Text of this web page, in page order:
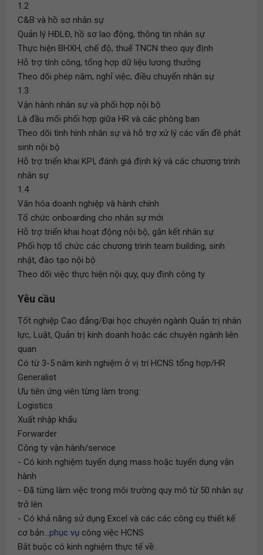
1.2
C&B và hồ sơ nhân sự
Quản lý HĐLĐ, hồ sơ lao động, thông tin nhân sự
Thực hiện BHXH, chế độ, thuế TNCN theo quy định
Hỗ trợ tính công, tổng hợp dữ liệu lương thưởng
Theo dõi phép năm, nghỉ việc, điều chuyển nhân sự
1.3
Vận hành nhân sự và phối hợp nội bộ
Là đầu mối phối hợp giữa HR và các phòng ban
Theo dõi tình hình nhân sự và hỗ trợ xử lý các vấn đề phát
sinh nội bộ
Hỗ trợ triển khai KPI, đánh giá định kỳ và các chương trình
nhân sự
1.4
Văn hóa doanh nghiệp và hành chính
Tổ chức onboarding cho nhân sự mới
Hỗ trợ triển khai hoạt động nội bộ, gắn kết nhân sự
Phối hợp tổ chức các chương trình team building, sinh
nhật, đào tạo nội bộ
Theo dõi việc thực hiện nội quy, quy định công ty
Yêu cầu
Tốt nghiệp Cao đẳng/Đại học chuyên ngành Quản trị nhân
lực, Luật, Quản trị kinh doanh hoặc các chuyên ngành liên
quan
Có từ 3-5 năm kinh nghiệm ở vị trí HCNS tổng hợp/HR
Generalist
Ưu tiên ứng viên từng làm trong:
Logistics
Xuất nhập khẩu
Forwarder
Công ty vận hành/service
- Có kinh nghiệm tuyển dụng mass hoặc tuyển dụng vận
hành
- Đã từng làm việc trong môi trường quy mô từ 50 nhân sự
trở lên
- Có khả năng sử dụng Excel và các các công cụ thiết kế
cơ bản...phục vụ công việc HCNS
Bắt buộc có kinh nghiệm thực tế về: